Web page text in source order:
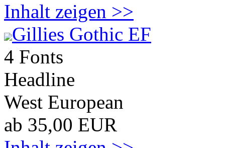
Inhalt zeigen >>
Gillies Gothic EF
4 Fonts
Headline
West European
ab 35,00 EUR